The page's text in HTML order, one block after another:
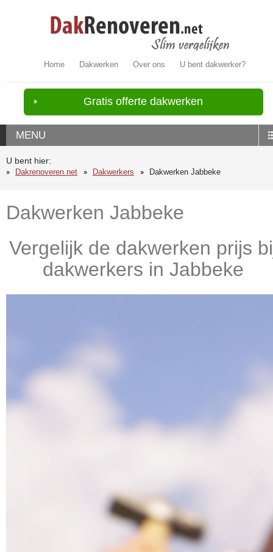
Home Dakwerken Over ons U bent dakwerker?
Gratis offerte dakwerken
MENU
U bent hier:
Dakrenoveren.net
Dakwerkers Dakwerken Jabbeke
Dakwerken Jabbeke
Vergelijk de dakwerken prijs
dakwerkers in Jabbeke